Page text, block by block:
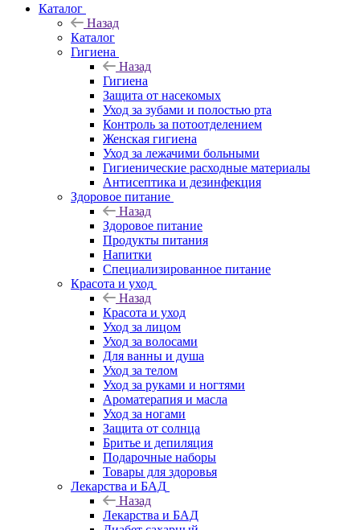
Каталог
Назад
Каталог
Гигиена
Назад
Гигиена
Защита от насекомых
Уход за зубами и полостью рта
Контроль за потоотделением
Женская гигиена
Уход за лежачими больными
Гигиенические расходные материалы
Антисептика и дезинфекция
Здоровое питание
Назад
Здоровое питание
Продукты питания
Напитки
Специализированное питание
Красота и уход
Назад
Красота и уход
Уход за лицом
Уход за волосами
Для ванны и душа
Уход за телом
Уход за руками и ногтями
Ароматерапия и масла
Уход за ногами
Защита от солнца
Бритье и депиляция
Подарочные наборы
Товары для здоровья
Лекарства и БАД
Назад
Лекарства и БАД